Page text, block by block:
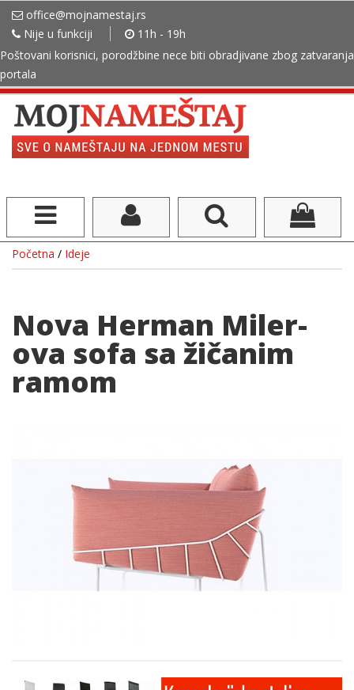
office@mojnamestaj.rs
Nije u funkciji
11h - 19h
Poštovani korisnici, porodžbine nece biti obradjivane zbog zatvaranja
portala
Početna / Ideje
Nova Herman Miler-
ova sofa sa žičanim
ramom